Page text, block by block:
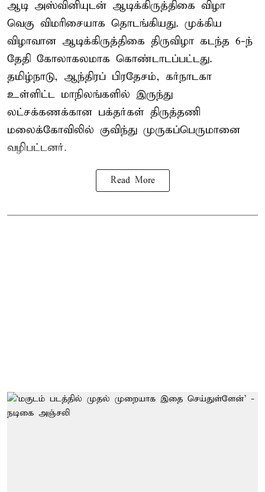
ஆடி அஸ்வினியுடன் ஆடிக்கிருத்திகை விழா
வெகு விமரிசையாக தொடங்கியது. முக்கிய
விழாவான ஆடிக்கிருத்திகை திருவிழா கடந்த 6-ந்
தேதி கோலாகலமாக கொண்டாடப்பட்டது.
தமிழ்நாடு, ஆந்திரப் பிரதேசம், கர்நாடகா
உள்ளிட்ட மாநிலங்களில் இருந்து
லட்சக்கணக்கான பக்தர்கள் திருத்தணி
மலைக்கோவிலில் குவிந்து முருகப்பெருமானை
வழிபட்டனர்.
Read More